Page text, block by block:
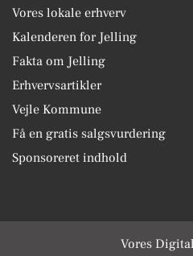
Vores lokale erhverv
Kalenderen for Jelling
Fakta om Jelling
Erhvervsartikler
Vejle Kommune
Få en gratis salgsvurdering
Sponsoreret indhold
Vores